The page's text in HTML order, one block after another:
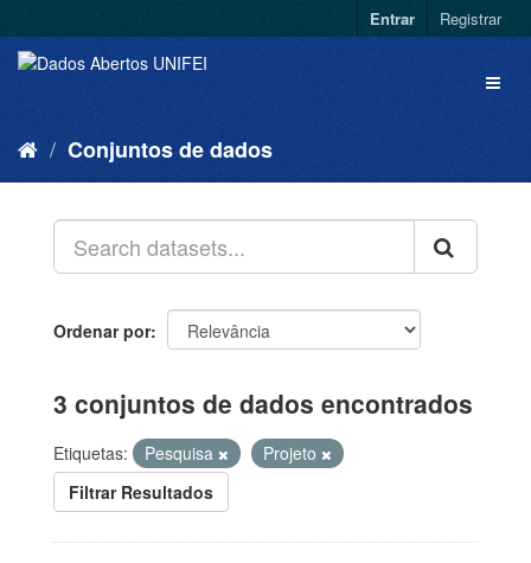
Entrar Registrar
Conjuntos de dados
Ordenar por
3 conjuntos de dados encontrados
Etiquetas: Pesquisa
Projeto
Filtrar Resultados